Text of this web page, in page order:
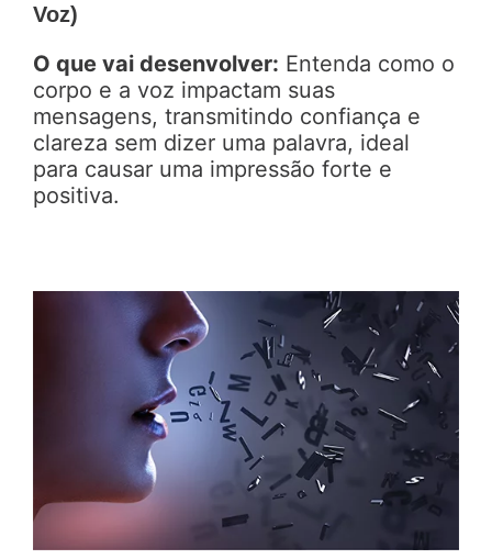
Voz)
O que vai desenvolver: Entenda como o
corpo e a voz impactam suas
mensagens, transmitindo confiança e
clareza sem dizer uma palavra, ideal
para causar uma impressão forte e
positiva.